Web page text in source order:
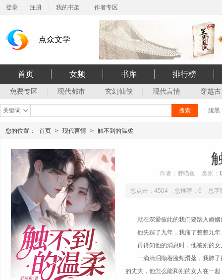
登录 注册 我的书架 作者专区
点众文学
首页 女频 书库 排行榜
免费专区 现代都市 玄幻仙侠 现代言情 穿越
关键词 搜索 腹黑
您的位置： 首页 > 现代言情 > 触不到的温柔
作者：胖喵鱼 类别：
总点击：4504 总推荐：0 总字
就在深爱彼此的我们要踏入婚
他失踪了九年，我痛了整整九
再得知他的消息时，他被别的
一滴清泪顺着脸颊滑落，我肺子
的丈夫，他怎么能和别的女人在一起